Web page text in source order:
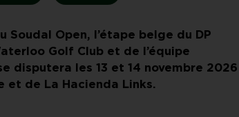
Open, l’étape belge du DP
Golf Club et de l’équipe
disputera les 13 et 14 novembre 2026
et de La Hacienda Links.